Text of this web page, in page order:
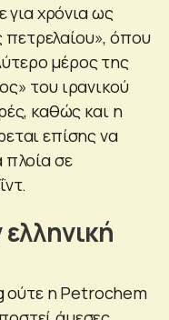
για χρόνια ως
όπου
μέρος της
του ιρανικού
καθώς και η
επίσης να
πλοία σε
ούτε η Petrochem